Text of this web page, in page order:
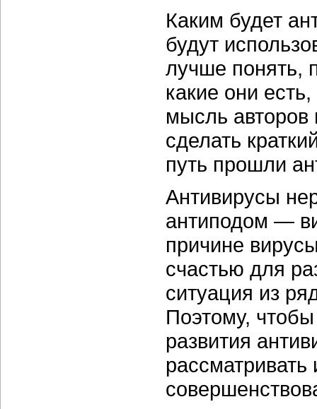
Каким будет
будут
лучше понять,
какие они
мысль авторов
сделать
путь прошли
Антивирусы
антиподом —
причине
счастью для
ситуация из
Поэтому,
развития